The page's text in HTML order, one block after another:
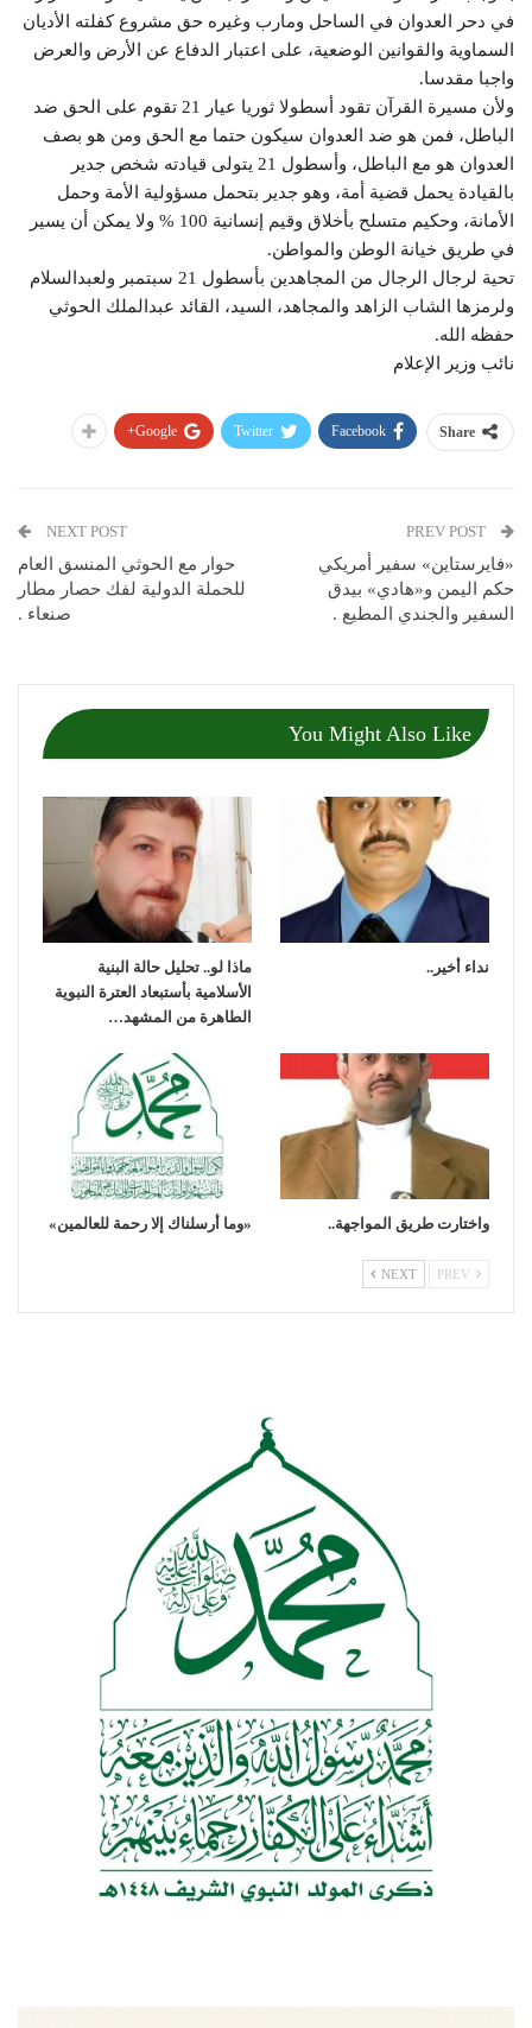
في دحر العدوان في الساحل ومارب وغيره حق مشروع كفلته الأديان
السماوية والقوانين الوضعية، على اعتبار الدفاع عن الأرض والعرض
واجبا مقدسا.
ولأن مسيرة القرآن تقود أسطولا ثوريا عيار 21 تقوم على الحق ضد
الباطل، فمن هو ضد العدوان سيكون حتما مع الحق ومن هو بصف
العدوان هو مع الباطل، وأسطول 21 يتولى قيادته شخص جدير
بالقيادة يحمل قضية أمة، وهو جدير بتحمل مسؤولية الأمة وحمل
الأمانة، وحكيم متسلح بأخلاق وقيم إنسانية 100 % ولا يمكن أن يسير
في طريق خيانة الوطن والمواطن.
تحية لرجال الرجال من المجاهدين بأسطول 21 سبتمبر ولعبدالسلام
ولرمزها الشاب الزاهد والمجاهد، السيد، القائد عبدالملك الحوثي
حفظه الله.
نائب وزير الإعلام
Share
Facebook
Twitter
Google+
«فايرستاين» سفير أمريكي
حكم اليمن و«هادي» بيدق
السفير والجندي المطيع .
NEXT POST
حوار مع الحوثي المنسق العام
للحملة الدولية لفك حصار مطار
صنعاء .
You Might Also Like
نداء أخير..
ماذا لو.. تحليل حالة البنية
الأسلامية بأستبعاد العترة النبوية
الطاهرة من المشهد…
واختارت طريق المواجهة.. «وما أرسلناك إلا رحمة للعالمين»
NEXT